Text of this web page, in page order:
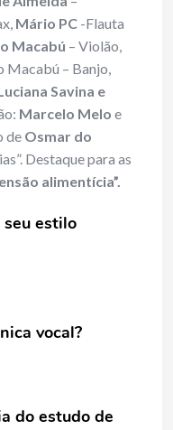
Mário PC -Flauta
Macabú – Violão,
Macabú – Banjo,
Savina e
Marcelo Melo e
de Osmar do
Destaque para as
alimentícia”.
seu estilo
vocal?
do estudo de